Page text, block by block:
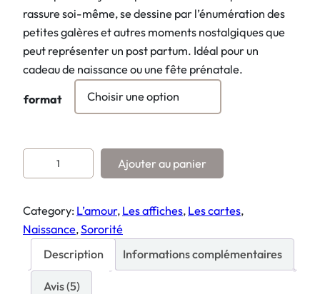
notations
client
g
e
d
e
r
:
,
5
rassure soi-même, se dessine par l’énumération des
petites galères et autres moments nostalgiques que
peut représenter un post partum. Idéal pour un
cadeau de naissance ou une fête prénatale.
format
u
n
t
Ajouter au panier
Category: L’amour, Les affiches, Les cartes
Naissance, Sororité
Description
Informations complémentaires
Avis (5)